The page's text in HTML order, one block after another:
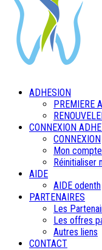
ADHESION
PREMIERE
CONNEXION
CONNEXION
Mon
Réinitialiser
AIDE
AIDE odenth
PARTENAIRES
Les
Les offres
Autres liens
CONTACT